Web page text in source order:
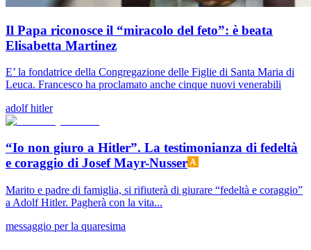
Il Papa riconosce il “miracolo del feto”: è beata
Elisabetta Martinez
E’ la fondatrice della Congregazione delle Figlie di Santa Maria di
Leuca. Francesco ha proclamato anche cinque nuovi venerabili
adolf hitler
“Io non giuro a Hitler”. La testimonianza di fedeltà
e coraggio di Josef Mayr-Nusser
Marito e padre di famiglia, si rifiuterà di giurare “fedeltà e coraggio”
a Adolf Hitler. Pagherà con la vita...
messaggio per la quaresima